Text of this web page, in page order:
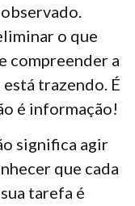
o que
compreender a
trazendo. É
é informação!
significa agir
que cada
tarefa é